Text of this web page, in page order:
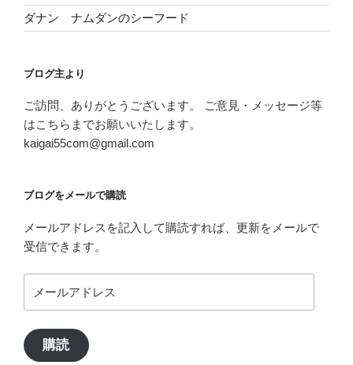
ダナン ナムダンのシーフード
ブログ主より
ご訪問、ありがとうございます。 ご意見・メッセージ等
はこちらまでお願いいたします。
kaigai55com@gmail.com
ブログをメールで購読
メールアドレスを記入して購読すれば、更新をメールで
受信できます。
ー
ア
ド
購読